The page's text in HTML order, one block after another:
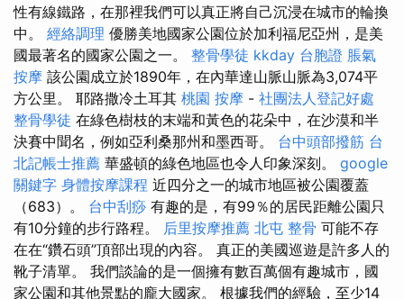
性有線鐵路，在那裡我們可以真正將自己沉浸在城市的輪換
中。 經絡調理 優勝美地國家公園位於加利福尼亞州，是美
國最著名的國家公園之一。 整骨學徒 kkday 台胞證 脹氣
按摩 該公園成立於1890年，在內華達山脈山脈為3,074平
方公里。 耶路撒冷土耳其 桃園 按摩 - 社團法人登記好處
整骨學徒 在綠色樹枝的末端和黃色的花朵中，在沙漠和半
決賽中聞名，例如亞利桑那州和墨西哥。 台中頭部撥筋 台
北記帳士推薦 華盛頓的綠色地區也令人印象深刻。 google
關鍵字 身體按摩課程 近四分之一的城市地區被公園覆蓋
（683）。 台中刮痧 有趣的是，有99％的居民距離公園只
有10分鐘的步行路程。 后里按摩推薦 北屯 整骨 可能不存
在在“鑽石頭”頂部出現的內容。 真正的美國巡遊是許多人的
靴子清單。 我們談論的是一個擁有數百萬個有趣城市，國
家公園和其他景點的龐大國家。 根據我們的經驗，至少14